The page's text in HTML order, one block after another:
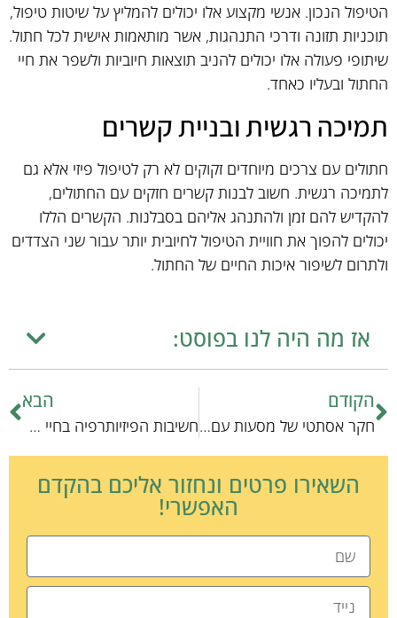
הטיפול הנכון. אנשי מקצוע אלו יכולים להמליץ על שיטות טיפול,
תוכניות תזונה ודרכי התנהגות, אשר מותאמות אישית לכל חתול.
שיתופי פעולה אלו יכולים להניב תוצאות חיוביות ולשפר את חיי
החתול ובעליו כאחד.
תמיכה רגשית ובניית קשרים
חתולים עם צרכים מיוחדים זקוקים לא רק לטיפול פיזי אלא גם
לתמיכה רגשית. חשוב לבנות קשרים חזקים עם החתולים,
להקדיש להם זמן ולהתנהג אליהם בסבלנות. הקשרים הללו
יכולים להפוך את חוויית הטיפול לחיובית יותר עבור שני הצדדים
ולתרום לשיפור איכות החיים של החתול.
אז מה היה לנו בפוסט:
הקודם
חקר אסתטי של מסעות עם חיות כיס: בין פרספקטיבות לתובנות
הבא
חשיבות הפיזיותרפיה בחיי חיות המחמד: עצות מקצועיות
השאירו פרטים ונחזור אליכם בהקדם
האפשרי!